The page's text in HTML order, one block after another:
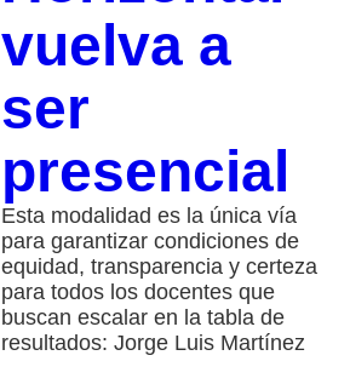
vuelva a
ser
presencial
Esta modalidad es la única vía
para garantizar condiciones de
equidad, transparencia y certeza
para todos los docentes que
buscan escalar en la tabla de
resultados: Jorge Luis Martínez